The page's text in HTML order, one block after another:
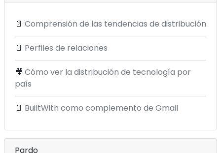
📄 Comprensión de las tendencias de distribución
📄 Perfiles de relaciones
🎥 Cómo ver la distribución de tecnología por
país
📄 BuiltWith como complemento de Gmail
Pardo